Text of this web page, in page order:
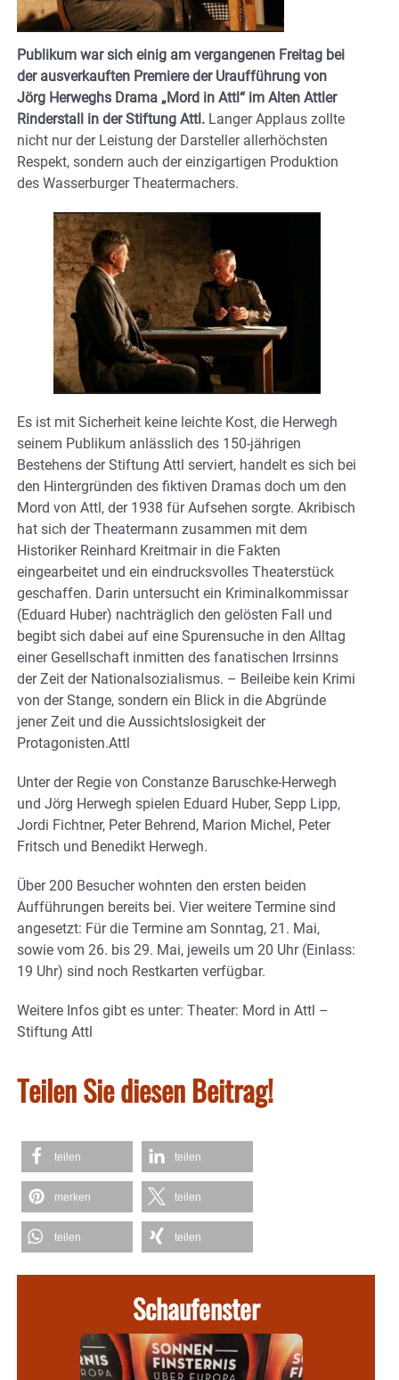
Publikum war sich einig am vergangenen Freitag bei
der ausverkauften Premiere der Uraufführung von
Jörg Herweghs Drama „Mord in Attl“ im Alten Attler
Rinderstall in der Stiftung Attl. Langer Applaus zollte
nicht nur der Leistung der Darsteller allerhöchsten
Respekt, sondern auch der einzigartigen Produktion
des Wasserburger Theatermachers.
Es ist mit Sicherheit keine leichte Kost, die Herwegh
seinem Publikum anlässlich des 150-jährigen
Bestehens der Stiftung Attl serviert, handelt es sich bei
den Hintergründen des fiktiven Dramas doch um den
Mord von Attl, der 1938 für Aufsehen sorgte. Akribisch
hat sich der Theatermann zusammen mit dem
Historiker Reinhard Kreitmair in die Fakten
eingearbeitet und ein eindrucksvolles Theaterstück
geschaffen. Darin untersucht ein Kriminalkommissar
(Eduard Huber) nachträglich den gelösten Fall und
begibt sich dabei auf eine Spurensuche in den Alltag
einer Gesellschaft inmitten des fanatischen Irrsinns
der Zeit der Nationalsozialismus. – Beileibe kein Krimi
von der Stange, sondern ein Blick in die Abgründe
jener Zeit und die Aussichtslosigkeit der
Protagonisten.Attl
Unter der Regie von Constanze Baruschke-Herwegh
und Jörg Herwegh spielen Eduard Huber, Sepp Lipp,
Jordi Fichtner, Peter Behrend, Marion Michel, Peter
Fritsch und Benedikt Herwegh.
Über 200 Besucher wohnten den ersten beiden
Aufführungen bereits bei. Vier weitere Termine sind
angesetzt: Für die Termine am Sonntag, 21. Mai,
sowie vom 26. bis 29. Mai, jeweils um 20 Uhr (Einlass:
19 Uhr) sind noch Restkarten verfügbar.
Weitere Infos gibt es unter: Theater: Mord in Attl –
Stiftung Attl
Teilen Sie diesen Beitrag!
teilen teilen
merken teilen
teilen teilen
Schaufenster